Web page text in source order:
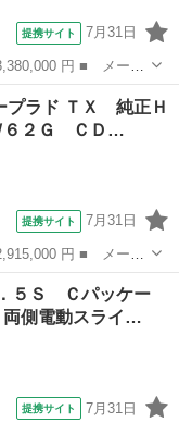
提携サイト 7月31日
ード名： ハイブ
避 スマートキープ
プラド ＴＸ 純正Ｈ
６２Ｇ ＣＤ…
提携サイト 7月31日
プラド ■ グレード
２Ｇ ＣＤ ＤＶＤ
５Ｓ Ｃパッケー
側電動スライ…
提携サイト 7月31日